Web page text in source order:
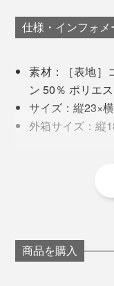
広報・玉木さんの
包んで持ち歩く使
いい具合にひえっ
夏の外回り営業中
ダウンし、溶けか
乾いた状態で持ち歩き、暑
その秘密は「ゼロ
ます。
イ素を練り込むこ
閉じ込めにくい原
細のマイクロフ
水道で水にさらし
多いなか、本品は
その後、硬く絞っ
製品からはポタポ
仕様・インフォメ
素材：［表地
ン 50％ ポリエ
サイズ：縦23×
外箱サイズ：縦
＊洗濯する際はネット
商品を購入